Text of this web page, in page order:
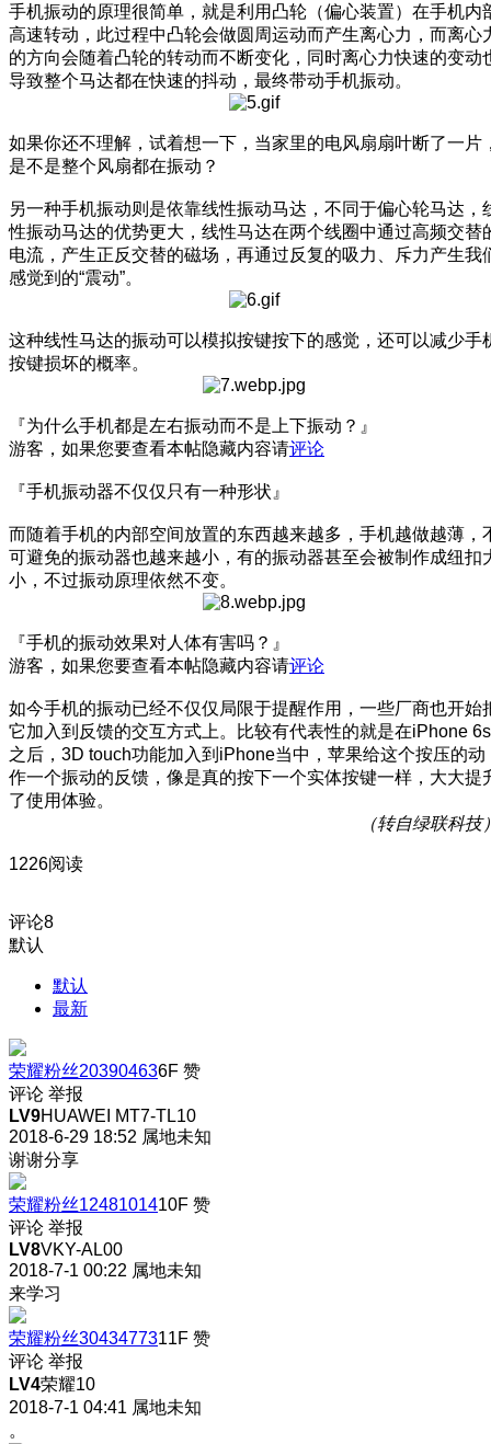
手机振动的原理很简单，就是利用凸轮（偏心装置）在手机内
高速转动，此过程中凸轮会做圆周运动而产生离心力，而离心
的方向会随着凸轮的转动而不断变化，同时离心力快速的变动
导致整个马达都在快速的抖动，最终带动手机振动。
如果你还不理解，试着想一下，当家里的电风扇扇叶断了一片
是不是整个风扇都在振动？
另一种手机振动则是依靠线性振动马达，不同于偏心轮马达，
性振动马达的优势更大，线性马达在两个线圈中通过高频交替
电流，产生正反交替的磁场，再通过反复的吸力、斥力产生我
感觉到的“震动”。
这种线性马达的振动可以模拟按键按下的感觉，还可以减少手
按键损坏的概率。
『为什么手机都是左右振动而不是上下振动？』
游客，如果您要查看本帖隐藏内容请评论
『手机振动器不仅仅只有一种形状』
而随着手机的内部空间放置的东西越来越多，手机越做越薄，
可避免的振动器也越来越小，有的振动器甚至会被制作成纽扣
小，不过振动原理依然不变。
『手机的振动效果对人体有害吗？』
游客，如果您要查看本帖隐藏内容请评论
如今手机的振动已经不仅仅局限于提醒作用，一些厂商也开始
它加入到反馈的交互方式上。比较有代表性的就是在iPhone 6s
之后，3D touch功能加入到iPhone当中，苹果给这个按压的动
作一个振动的反馈，像是真的按下一个实体按键一样，大大提
了使用体验。
（转自绿联科技
1226阅读
评论8
默认
默认
最新
荣耀粉丝203904636F 赞
评论 举报
LV9HUAWEI MT7-TL10
2018-6-29 18:52 属地未知
谢谢分享
荣耀粉丝1248101410F 赞
评论 举报
LV8VKY-AL00
2018-7-1 00:22 属地未知
来学习
荣耀粉丝3043477311F 赞
评论 举报
LV4荣耀10
2018-7-1 04:41 属地未知
。